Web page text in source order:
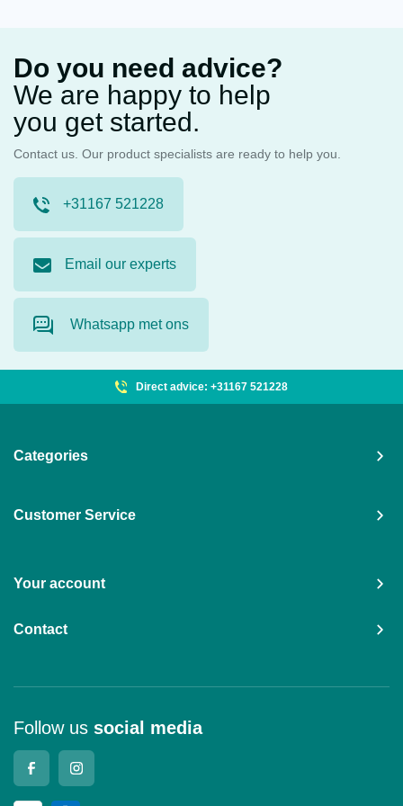
Do you need advice?
We are happy to help
you get started.
Contact us. Our product specialists are ready to help you.
+31167 521228
Email our experts
Whatsapp met ons
Direct advice: +31167 521228
Categories
Customer Service
Your account
Contact
Follow us social media